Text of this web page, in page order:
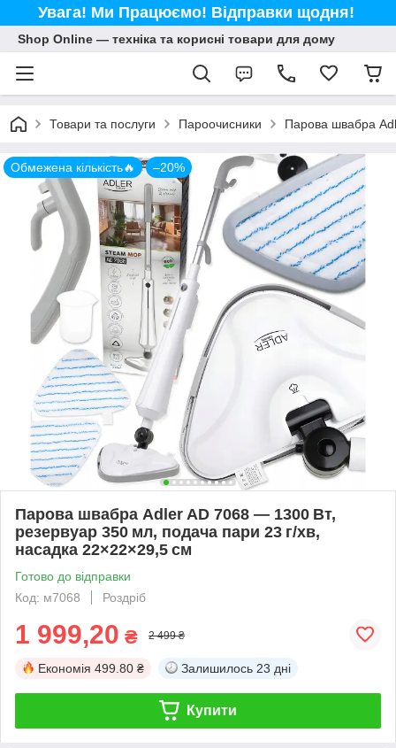
Увага! Ми Працюємо! Відправки щодня!
Shop Online — техніка та корисні товари для дому
Товари та послуги Пароочисники Парова швабра
Обмежена кількість🔥 –20%
Парова швабра Adler AD 7068 — 1300 Вт,
резервуар 350 мл, подача пари 23 г/хв,
насадка 22×22×29,5 см
Готово до відправки
Код: м7068
Роздріб
1 999,20 ₴ 2 499 ₴
Економія 499.80 ₴ Залишилось 23 дні
Купити